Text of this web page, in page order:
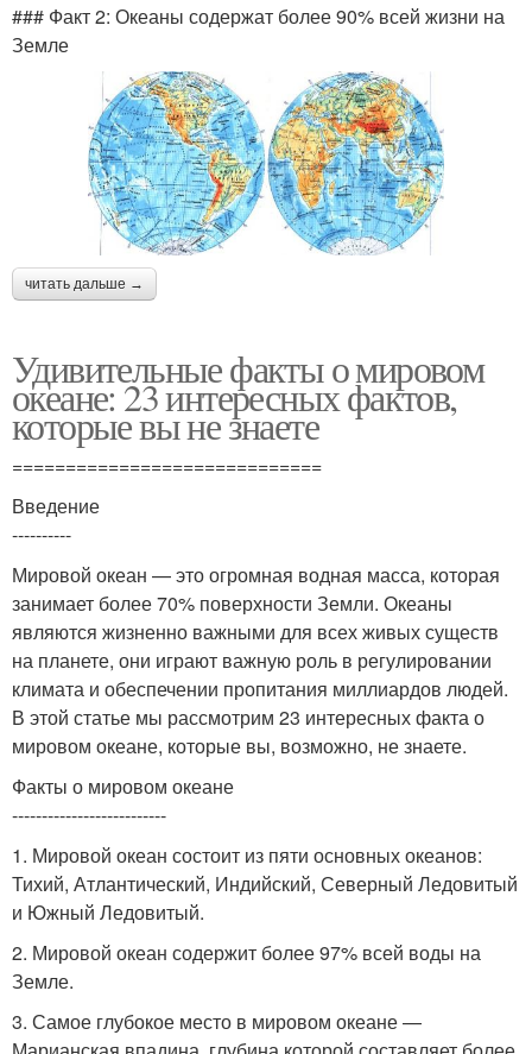
### Факт 2: Океаны содержат более 90% всей жизни на
Земле
читать дальше →
Удивительные факты о мировом
океане: 23 интересных фактов,
которые вы не знаете
=============================
Введение
----------
Мировой океан — это огромная водная масса, которая
занимает более 70% поверхности Земли. Океаны
являются жизненно важными для всех живых существ
на планете, они играют важную роль в регулировании
климата и обеспечении пропитания миллиардов людей.
В этой статье мы рассмотрим 23 интересных факта о
мировом океане, которые вы, возможно, не знаете.
Факты о мировом океане
--------------------------
1. Мировой океан состоит из пяти основных океанов:
Тихий, Атлантический, Индийский, Северный Ледовитый
и Южный Ледовитый.
2. Мировой океан содержит более 97% всей воды на
Земле.
3. Самое глубокое место в мировом океане —